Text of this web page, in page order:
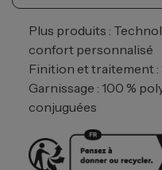
Plus produits :
confort personnalisé
Finition et traitement :
Garnissage : 100 %
conjuguées